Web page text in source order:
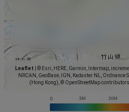
Leaflet
© Esri, HERE, Garmin, Intermap,
NRCAN, GeoBase, IGN, Kadaster NL, Ordnance
(Hong Kong), © OpenStreetMap